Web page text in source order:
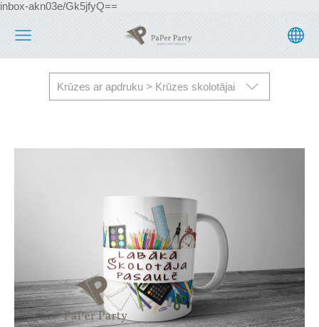
inbox-akn03e/Gk5jfyQ==
Krūzes ar apdruku > Krūzes skolotājai